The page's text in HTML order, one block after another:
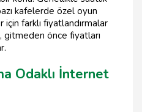
kafelerde özel oyun
farklı fiyatlandırmalar
gitmeden önce fiyatları
Odaklı İnternet